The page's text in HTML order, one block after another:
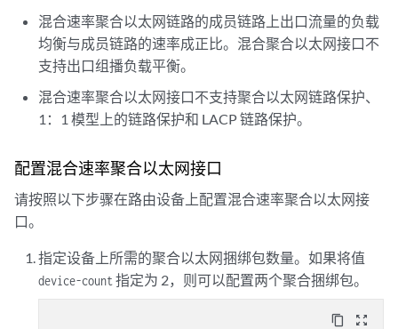
混合速率聚合以太网链路的成员链路上出口流量的负载
均衡与成员链路的速率成正比。混合聚合以太网接口不
支持出口组播负载平衡。
混合速率聚合以太网接口不支持聚合以太网链路保护、
1：1 模型上的链路保护和 LACP 链路保护。
配置混合速率聚合以太网接口
请按照以下步骤在路由设备上配置混合速率聚合以太网接
口。
指定设备上所需的聚合以太网捆绑包数量。如果将值
device-count指定为 2，则可以配置两个聚合捆绑包。
content_copy zoom_out_map